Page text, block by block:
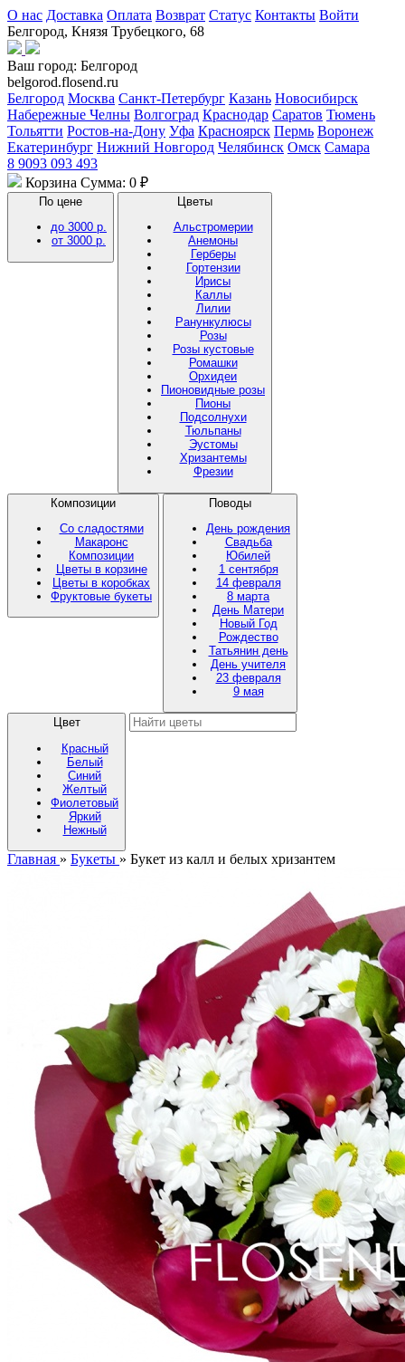
О нас Доставка Оплата Возврат Статус Контакты Войти
Белгород, Князя Трубецкого, 68
Ваш город: Белгород
belgorod.flosend.ru
Белгород Москва Санкт-Петербург Казань Новосибирск
Набережные Челны Волгоград Краснодар Саратов Тюмень
Тольятти Ростов-на-Дону Уфа Красноярск Пермь Воронеж
Екатеринбург Нижний Новгород Челябинск Омск Самара
8 9093 093 493
Корзина Сумма: 0 ₽
По цене
до 3000 р.
от 3000 р.
Цветы
Альстромерии
Анемоны
Герберы
Гортензии
Ирисы
Каллы
Лилии
Ранункулюсы
Розы
Розы кустовые
Ромашки
Орхидеи
Пионовидные розы
Пионы
Подсолнухи
Тюльпаны
Эустомы
Хризантемы
Фрезии
Композиции
Со сладостями
Макаронс
Композиции
Цветы в корзине
Цветы в коробках
Фруктовые букеты
Поводы
День рождения
Свадьба
Юбилей
1 сентября
14 февраля
8 марта
День Матери
Новый Год
Рождество
Татьянин день
День учителя
23 февраля
9 мая
Цвет
Красный
Белый
Синий
Желтый
Фиолетовый
Яркий
Нежный
Главная » Букеты » Букет из калл и белых хризантем